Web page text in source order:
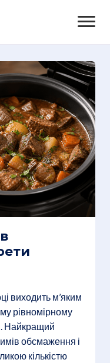
виходить м’яким
рівномірному
Найкращий
обсмаження і
кількістю